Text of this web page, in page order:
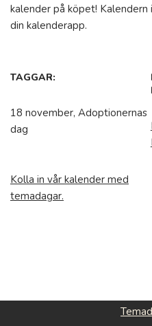
kalender på köpet!
din kalenderapp.
TAGGAR:
18 november, Adoptionernas
dag
Kolla in vår kalender med
temadagar.